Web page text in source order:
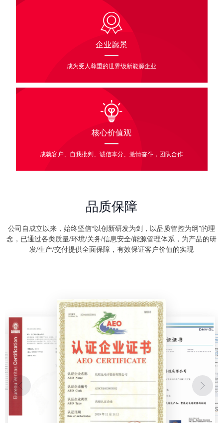
企业愿景
成为受人尊重的世界级新能源企业
核心价值观
成就客户、自我批判、诚信本分、激情奋斗，团队合作
品质保障
公司自成立以来，始终坚信“以创新研发为剑，以品质管控为纲”的理
念，已通过各类质量/环境/关务/信息安全/能源管理体系，为产品的研
发/生产/交付提供全面保障，有效保证客户价值的实现